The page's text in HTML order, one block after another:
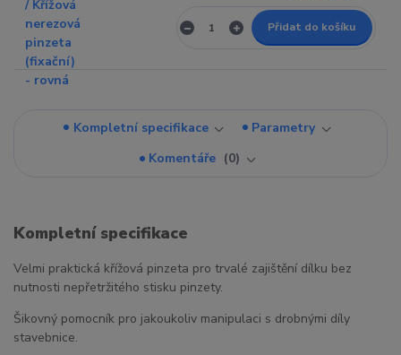
Přidat do košíku
Kompletní specifikace
Parametry
Komentáře
0
Kompletní specifikace
Velmi praktická křížová pinzeta pro trvalé zajištění dílku bez
nutnosti nepřetržitého stisku pinzety.
Šikovný pomocník pro jakoukoliv manipulaci s drobnými díly
stavebnice.